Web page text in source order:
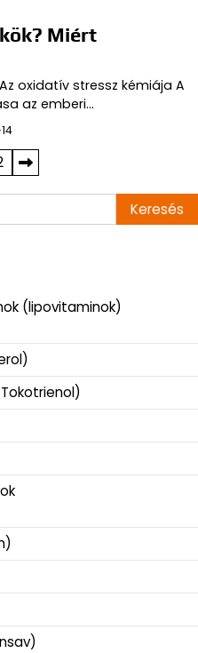
Miért
oxidatív stressz kémiája A
az emberi…
(lipovitaminok)